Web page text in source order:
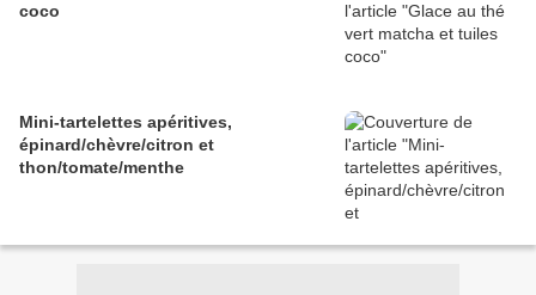
coco
Mini-tartelettes apéritives,
épinard/chèvre/citron et
thon/tomate/menthe